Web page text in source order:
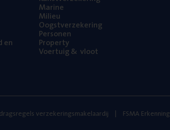
en
Mari­ne
Mili­eu
Oogst­ver­ze­ke­ring
Per­so­nen
Pro­per­ty
Voer­tuig& vloot
verzekeringsmakelaardij FSMA Erkenning